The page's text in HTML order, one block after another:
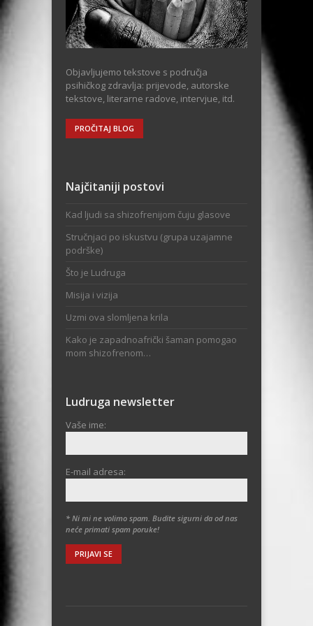
Objavljujemo tekstove s područja
psihičkog zdravlja: prijevode, autorske
tekstove, literarne radove, intervjue, itd.
PROČITAJ BLOG
Najčitaniji postovi
Kad ljudi sa shizofrenijom čuju glasove
Stručnjaci po iskustvu (grupa uzajamne
podrške)
Što je Ludruga
Misija i vizija
Uzmi ova slomljena krila
Kako je zapadnoafrički šaman pomogao
mom shizofrenom…
Ludruga newsletter
Vaše ime:
E-mail adresa:
* Ni mi ne volimo spam. Budite sigurni da od nas
neće primati spam poruke!